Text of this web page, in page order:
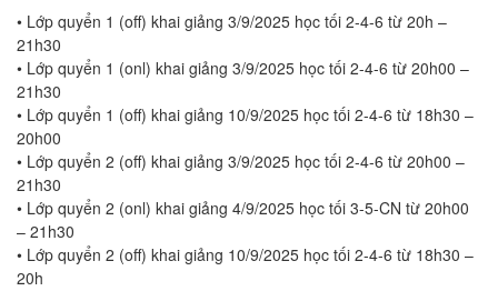
• Lớp quyển 1 (off) khai giảng 3/9/2025 học tối 2-4-6 từ 20h –
21h30
• Lớp quyển 1 (onl) khai giảng 3/9/2025 học tối 2-4-6 từ 20h00 –
21h30
• Lớp quyển 1 (off) khai giảng 10/9/2025 học tối 2-4-6 từ 18h30 –
20h00
• Lớp quyển 2 (off) khai giảng 3/9/2025 học tối 2-4-6 từ 20h00 –
21h30
• Lớp quyển 2 (onl) khai giảng 4/9/2025 học tối 3-5-CN từ 20h00
– 21h30
• Lớp quyển 2 (off) khai giảng 10/9/2025 học tối 2-4-6 từ 18h30 –
20h